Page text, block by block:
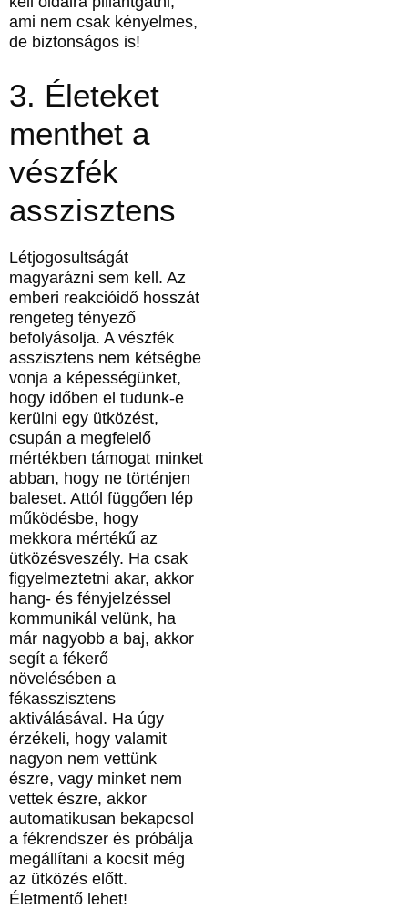
ami nem csak kényelmes,
de biztonságos is!
3. Életeket
menthet a
vészfék
asszisztens
Létjogosultságát
magyarázni sem kell. Az
emberi reakcióidő hosszát
rengeteg tényező
befolyásolja. A vészfék
asszisztens nem kétségbe
vonja a képességünket,
hogy időben el tudunk-e
kerülni egy ütközést,
csupán a megfelelő
mértékben támogat minket
abban, hogy ne történjen
baleset. Attól függően lép
működésbe, hogy
mekkora mértékű az
ütközésveszély. Ha csak
figyelmeztetni akar, akkor
hang- és fényjelzéssel
kommunikál velünk, ha
már nagyobb a baj, akkor
segít a fékerő
növelésében a
fékasszisztens
aktiválásával. Ha úgy
érzékeli, hogy valamit
nagyon nem vettünk
észre, vagy minket nem
vettek észre, akkor
automatikusan bekapcsol
a fékrendszer és próbálja
megállítani a kocsit még
az ütközés előtt.
Életmentő lehet!